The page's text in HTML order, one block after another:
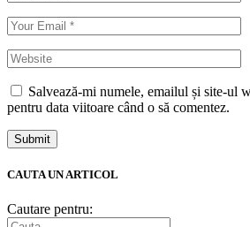
Salvează-mi numele, emailul și site-ul
pentru data viitoare când o să comentez.
Submit
CAUTA UN ARTICOL
Cautare pentru: